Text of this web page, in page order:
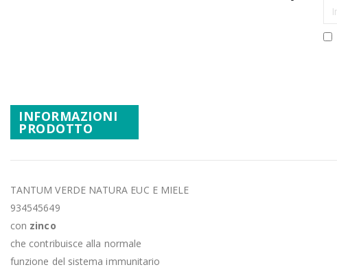
immagini
INFORMAZIONI
PRODOTTO
TANTUM VERDE NATURA EUC E MIELE
934545649
con zinco
che contribuisce alla normale
funzione del sistema immunitario